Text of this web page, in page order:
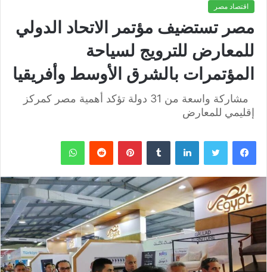
اقتصاد مصر
مصر تستضيف مؤتمر الاتحاد الدولي
للمعارض للترويج لسياحة
المؤتمرات بالشرق الأوسط وأفريقيا
مشاركة واسعة من 31 دولة تؤكد أهمية مصر كمركز
إقليمي للمعارض
فيسبوك تويتر لينكدإن بينتيريست واتساب